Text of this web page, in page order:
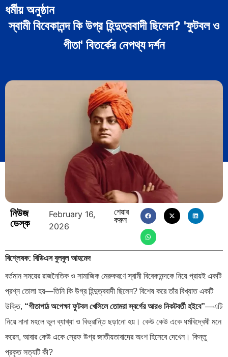
ধর্মীয় অনুষ্ঠান
স্বামী বিবেকানন্দ কি উগ্র হিন্দুত্ববাদী ছিলেন? 'ফুটবল ও
গীতা' বিতর্কের নেপথ্য দর্শন
নিউজ
ডেস্ক
February 16,
2026
শেয়ার
করুন
বিশ্লেষক: বিডিএস বুলবুল আহমেদ
বর্তমান সময়ের রাজনৈতিক ও সামাজিক মেরুকরণে স্বামী বিবেকানন্দকে নিয়ে প্রায়ই একটি
প্রশ্ন তোলা হয়—তিনি কি উগ্র হিন্দুত্ববাদী ছিলেন? বিশেষ করে তাঁর বিখ্যাত একটি
উক্তি, “গীতাপাঠ অপেক্ষা ফুটবল খেলিলে তোমরা স্বর্গের আরও নিকটবর্তী হইবে”—এটি
নিয়ে নানা মহলে ভুল ব্যাখ্যা ও বিভ্রান্তি ছড়ানো হয়। কেউ কেউ একে ধর্মবিদ্বেষী মনে
করেন, আবার কেউ একে স্রেফ উগ্র জাতীয়তাবাদের অংশ হিসেবে দেখেন। কিন্তু
প্রকৃত সত্যটি কী?